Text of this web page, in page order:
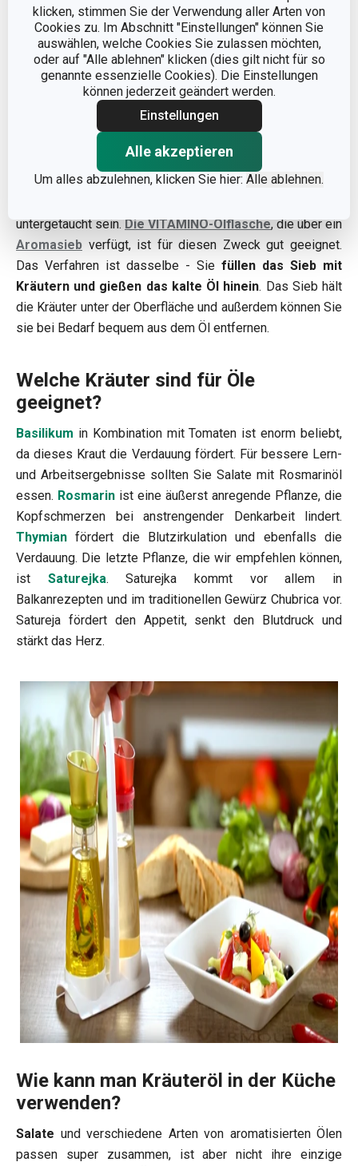
klicken, stimmen Sie der Verwendung aller Arten von
Cookies zu. Im Abschnitt "Einstellungen" können Sie
auswählen, welche Cookies Sie zulassen möchten,
oder auf "Alle ablehnen" klicken (dies gilt nicht für so
genannte essenzielle Cookies). Die Einstellungen
können jederzeit geändert werden.
Einstellungen
Alle akzeptieren
Um alles abzulehnen, klicken Sie hier: Alle ablehnen.
Nicht lieferbar
Benachrichtigen, wenn
auf Lager
Nicht lieferbar
Benachrichtigen, wenn
auf Lager
Zweites Verfahren: Ohne Erhitzen
Gießen Sie einfach das Öl in die Flasche und geben Sie
untergetaucht sein.Die VITAMINO-Ölflasche, die über ein
Aromasieb verfügt, ist für diesen Zweck gut geeignet.
Das Verfahren ist dasselbe - Sie füllen das Sieb mit
Kräutern und gießen das kalte Öl hinein. Das Sieb hält
die Kräuter unter der Oberfläche und außerdem können Sie
sie bei Bedarf bequem aus dem Öl entfernen.
Welche Kräuter sind für Öle
geeignet?
Basilikum in Kombination mit Tomaten ist enorm beliebt,
da dieses Kraut die Verdauung fördert. Für bessere Lern-
und Arbeitsergebnisse sollten Sie Salate mit Rosmarinöl
essen. Rosmarin ist eine äußerst anregende Pflanze, die
Kopfschmerzen bei anstrengender Denkarbeit lindert.
Thymian fördert die Blutzirkulation und ebenfalls die
Verdauung. Die letzte Pflanze, die wir empfehlen können,
ist Saturejka. Saturejka kommt vor allem in
Balkanrezepten und im traditionellen Gewürz Chubrica vor.
Satureja fördert den Appetit, senkt den Blutdruck und
stärkt das Herz.
Wie kann man Kräuteröl in der Küche
verwenden?
Salate und verschiedene Arten von aromatisierten Ölen
passen super zusammen, ist aber nicht ihre einzige